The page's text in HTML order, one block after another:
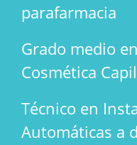
parafarmacia
Grado medio
Cosmética
Técnico en
Automáticas a